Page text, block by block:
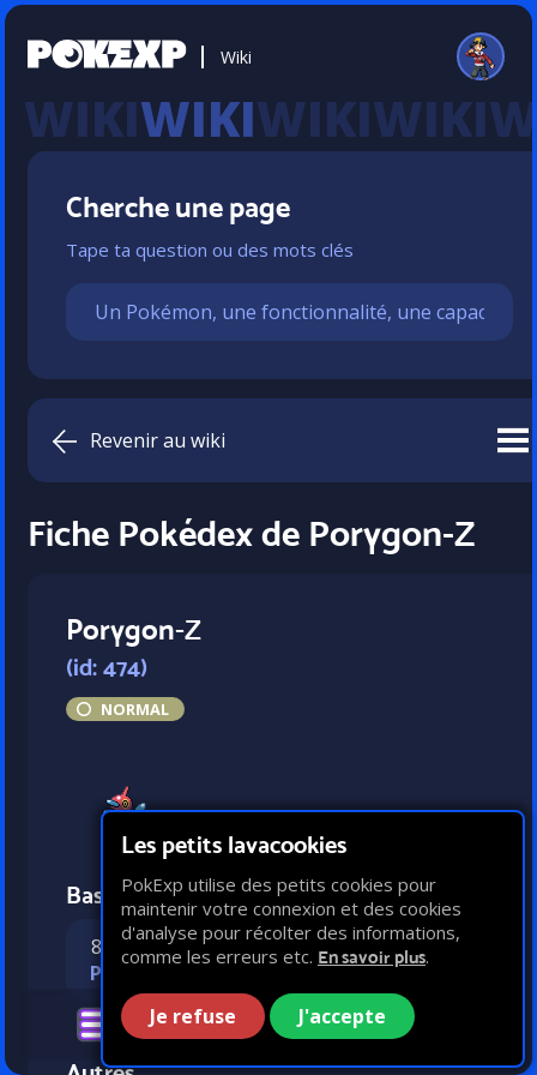
Wiki
WIKI
Cherche une page
Tape ta question ou des mots clés
Revenir au wiki
Fiche Pokédex de Porygon-Z
Porygon-Z
(id: 474)
NORMAL
Bases statistiques
85
PV
108
73
Défense
90
Vitesse
Les petits lavacookies
PokExp utilise des petits cookies pour
maintenir votre connexion et des cookies
d'analyse pour récolter des informations,
comme les erreurs etc. En savoir plus.
Je refuse J'accepte